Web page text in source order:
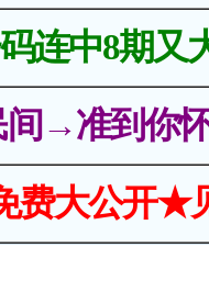
连中8期又
→准到你
费大公开★